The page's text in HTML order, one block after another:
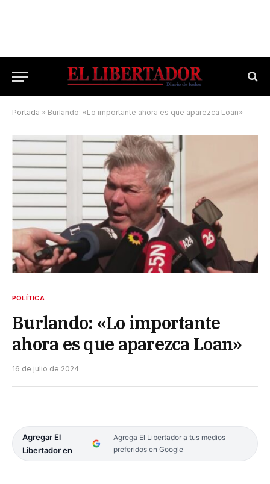
Portada » Burlando: «Lo importante ahora es que aparezca Loan»
POLÍTICA
Burlando: «Lo importante
ahora es que aparezca Loan»
16 de julio de 2024
Agregar El
Libertador en
Agrega El Libertador a tus medios
preferidos en Google